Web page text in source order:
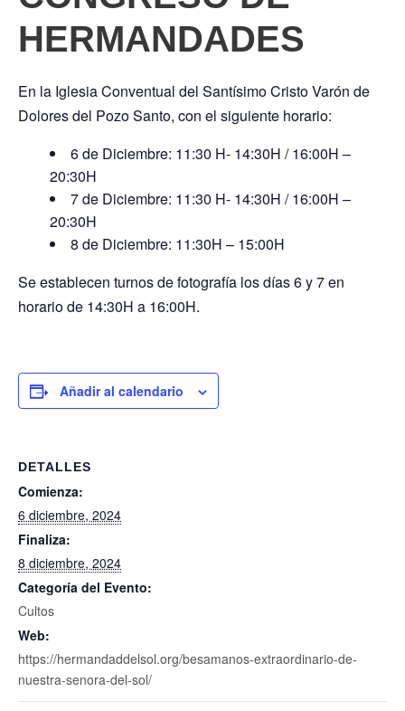
HERMANDADES
En la Iglesia Conventual del Santísimo Cristo Varón de
Dolores del Pozo Santo, con el siguiente horario:
6 de Diciembre: 11:30 H- 14:30H / 16:00H –
20:30H
7 de Diciembre: 11:30 H- 14:30H / 16:00H –
20:30H
8 de Diciembre: 11:30H – 15:00H
Se establecen turnos de fotografía los días 6 y 7 en
horario de 14:30H a 16:00H.
Añadir al calendario
DETALLES
Comienza:
6 diciembre, 2024
Finaliza:
8 diciembre, 2024
Categoría del Evento:
Cultos
Web:
https://hermandaddelsol.org/besamanos-extraordinario-de-
nuestra-senora-del-sol/